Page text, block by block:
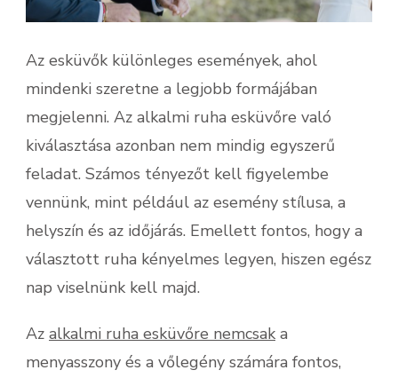
Az esküvők különleges események, ahol
mindenki szeretne a legjobb formájában
megjelenni. Az alkalmi ruha esküvőre való
kiválasztása azonban nem mindig egyszerű
feladat. Számos tényezőt kell figyelembe
vennünk, mint például az esemény stílusa, a
helyszín és az időjárás. Emellett fontos, hogy a
választott ruha kényelmes legyen, hiszen egész
nap viselnünk kell majd.
Az alkalmi ruha esküvőre nemcsak a
menyasszony és a vőlegény számára fontos,